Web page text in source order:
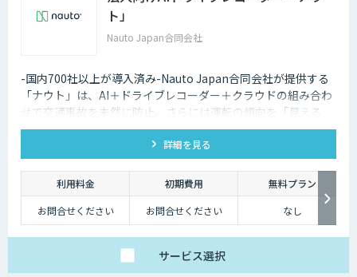
ト」
Nauto Japan合同会社
-国内700社以上が導入済み-Nauto Japan合同会社が提供する
「ナウト」は、AI＋ドライブレコーダー＋クラウドの組み合わ
せで交通事故を未然に防止。さらには運転の傾向を「見える
化」し、ドライバーの安全意識向上や安全運転指導の効率化も
詳細を見る
利用料金 初期費用
無料プラン
お問合せください
お問合せください なし
サービス選択